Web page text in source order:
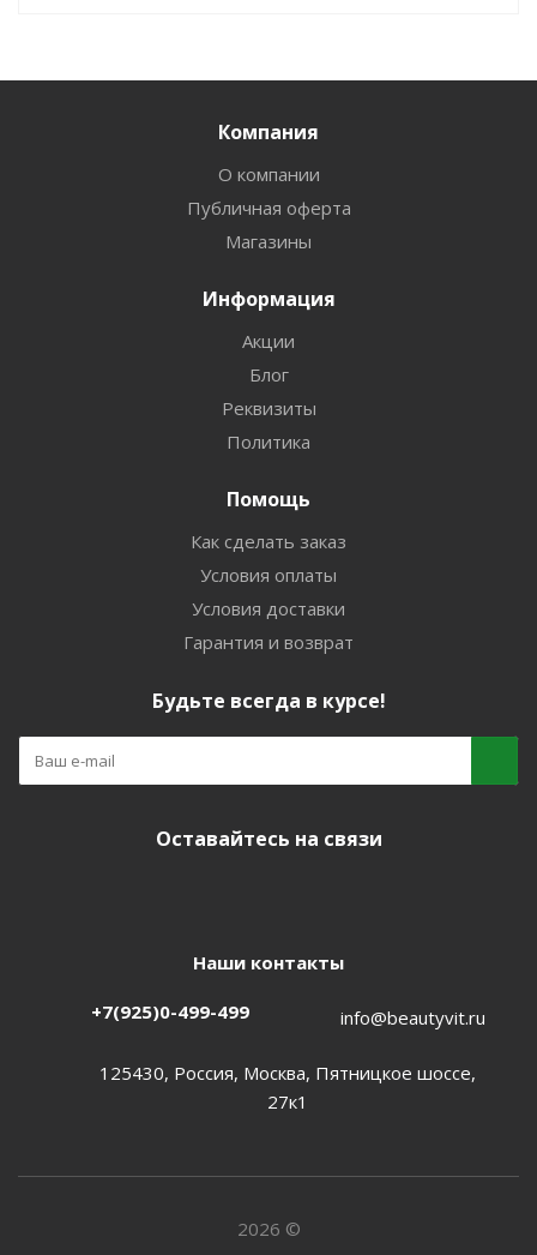
Компания
О компании
Публичная оферта
Магазины
Информация
Акции
Блог
Реквизиты
Политика
Помощь
Как сделать заказ
Условия оплаты
Условия доставки
Гарантия и возврат
Будьте всегда в курсе!
Оставайтесь на связи
Наши контакты
+7(925)0-499-499 info@beautyvit.ru
125430, Россия, Москва, Пятницкое шоссе,
27к1
2026 ©